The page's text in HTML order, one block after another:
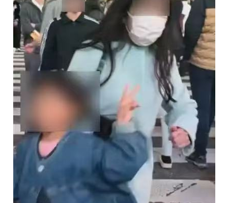
科教
健康
悠游
相亲
汽车
房产
消费
创意
文化